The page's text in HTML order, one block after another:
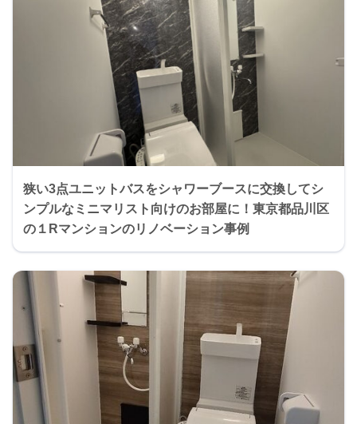
狭い3点ユニットバスをシャワーブースに交換してシ
ンプルなミニマリスト向けのお部屋に！東京都品川区
の１Rマンションのリノベーション事例